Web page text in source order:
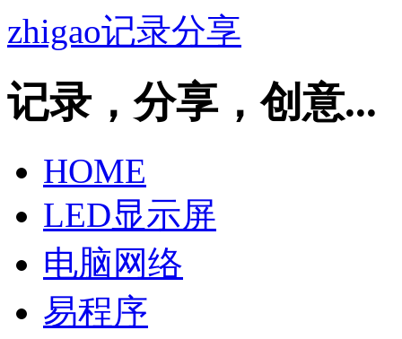
zhigao记录分享
记录，分享，创意...
HOME
LED显示屏
电脑网络
易程序